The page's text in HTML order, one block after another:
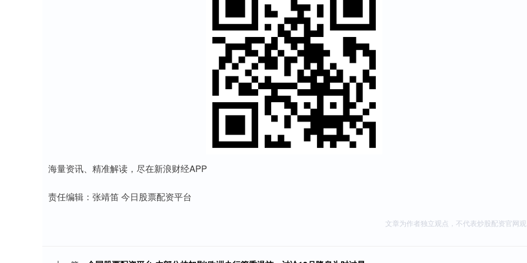
海量资讯、精准解读，尽在新浪财经APP
责任编辑：张靖笛 今日股票配资平台
文章为作者独立观点，不代表炒股配资官网